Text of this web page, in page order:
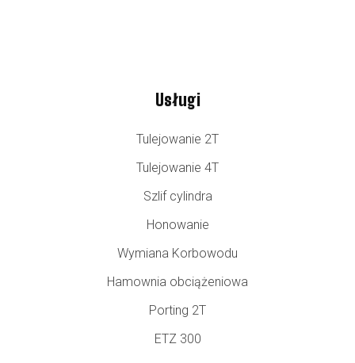
Usługi
Tulejowanie 2T
Tulejowanie 4T
Szlif cylindra
Honowanie
Wymiana Korbowodu
Hamownia obciążeniowa
Porting 2T
ETZ 300